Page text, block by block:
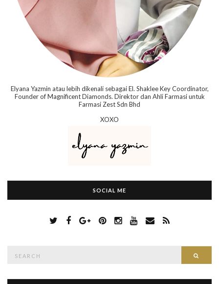
Elyana Yazmin atau lebih dikenali sebagai El. Shaklee Key Coordinator,
Founder of Magnificent Diamonds. Direktor dan Ahli Farmasi untuk
Farmasi Zest Sdn Bhd
XOXO
SOCIAL ME
c